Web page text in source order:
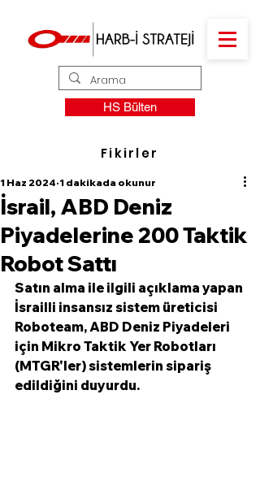
HS Bülten
Fikirler
İsrail, ABD Deniz
Piyadelerine 200 Taktik
Robot Sattı
1 Haz 2024 1 dakikada okunur
Satın alma ile ilgili açıklama yapan
İsrailli insansız sistem üreticisi
Roboteam, ABD Deniz Piyadeleri
için Mikro Taktik Yer Robotları
(MTGR'ler) sistemlerin sipariş
edildiğini duyurdu.